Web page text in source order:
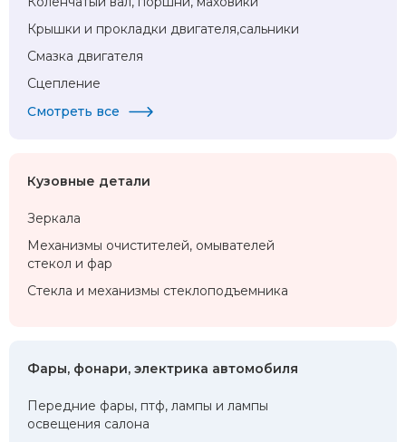
Крышки и прокладки двигателя,сальники
Смазка двигателя
Сцепление
Смотреть все
Кузовные детали
Зеркала
Механизмы очистителей, омывателей
стекол и фар
Стекла и механизмы стеклоподъемника
Фары, фонари, электрика автомобиля
Передние фары, птф, лампы и лампы
освещения салона